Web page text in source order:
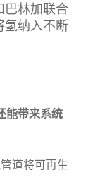
巴林加联合
氢纳入不断
能带来系统
道将可再生